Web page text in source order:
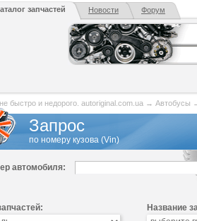
запчастей Новости Форум
быстро и недорого. autoriginal.com.ua → Автобусы
Запрос
по номеру кузова (Vin)
автомобиля:
Название